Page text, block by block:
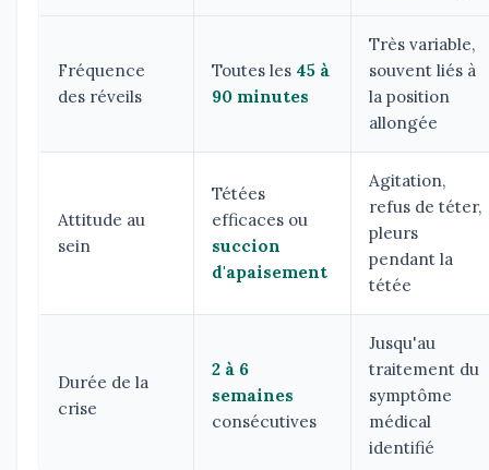
Fréquence
des réveils
Toutes les 45 à
90 minutes
Très variable,
souvent liés à
la position
allongée
Attitude au
sein
Tétées
efficaces ou
succion
d'apaisement
Agitation,
refus de téter,
pleurs
pendant la
tétée
Durée de la
crise
2 à 6
semaines
consécutives
Jusqu'au
traitement du
symptôme
médical
identifié